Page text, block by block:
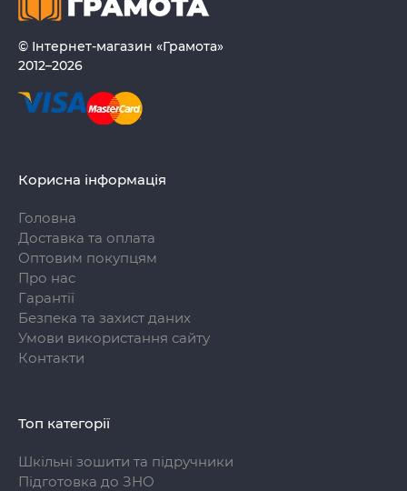
© Інтернет-магазин «Грамота»
2012–2026
Корисна інформація
Головна
Доставка та оплата
Оптовим покупцям
Про нас
Гарантії
Безпека та захист даних
Умови використання сайту
Контакти
Топ категорії
Шкільні зошити та підручники
Підготовка до ЗНО